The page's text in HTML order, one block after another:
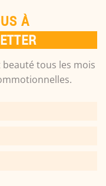
À
beauté tous les mois